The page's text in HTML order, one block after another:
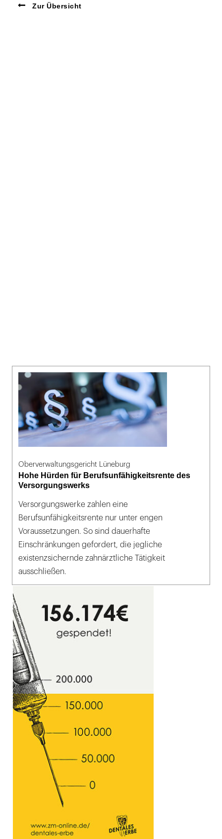
Zur Übersicht
Oberverwaltungsgericht Lüneburg
Hohe Hürden für Berufsunfähigkeitsrente des
Versorgungswerks
Versorgungswerke zahlen eine
Berufsunfähigkeitsrente nur unter engen
Voraussetzungen. So sind dauerhafte
Einschränkungen gefordert, die jegliche
existenzsichernde zahnärztliche Tätigkeit
ausschließen.